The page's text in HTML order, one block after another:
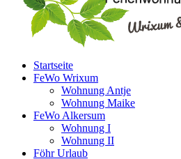
Startseite
FeWo Wrixum
Wohnung Antje
Wohnung Maike
FeWo Alkersum
Wohnung I
Wohnung II
Föhr Urlaub